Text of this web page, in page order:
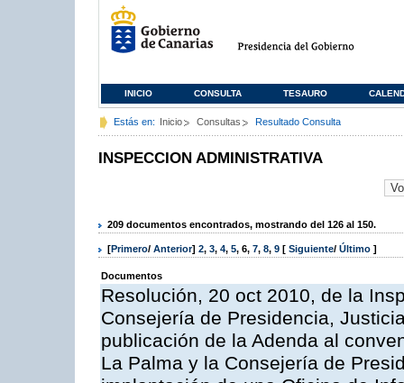
INICIO CONSULTA TESAURO
Estás en: Inicio Consultas Resultado Consulta
INSPECCION ADMINISTRATIVA
209 documentos encontrados, mostrando del 126 al 150.
[Primero/ Anterior] 2, 3, 4, 5, 6, 7, 8, 9 [ Siguiente/ Último ]
Documentos
Resolución, 20 oct 2010, de la
Consejería de Presidencia,
publicación de la Adenda al
La Palma y la Consejería de